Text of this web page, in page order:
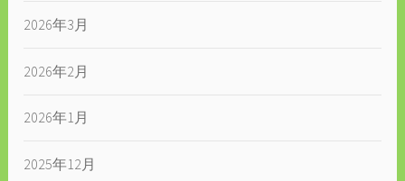
2026年3月
2026年2月
2026年1月
2025年12月